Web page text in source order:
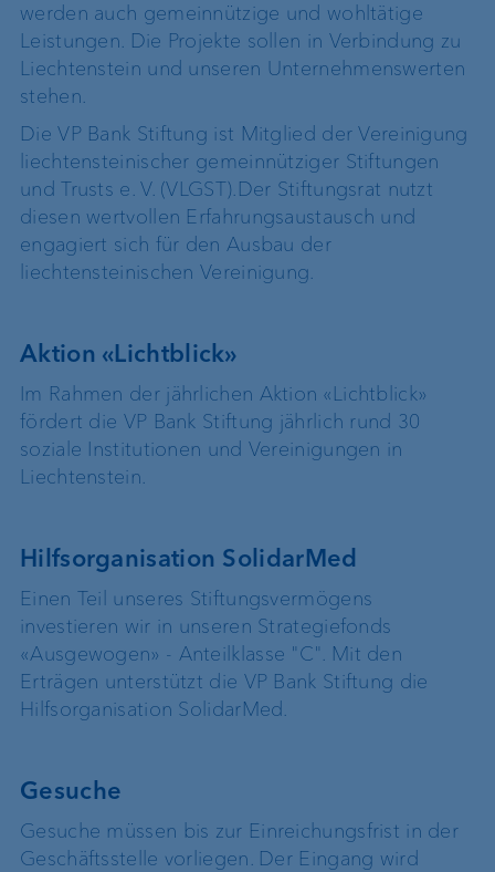
werden auch gemeinnützige und wohltätige
Leistungen. Die Projekte sollen in Verbindung zu
Liechtenstein und unseren Unternehmenswerten
stehen.
Die VP Bank Stiftung ist Mitglied der Vereinigung
liechtensteinischer gemeinnütziger Stiftungen
und Trusts e. V. (VLGST).Der Stiftungsrat nutzt
diesen wertvollen Erfahrungsaustausch und
engagiert sich für den Ausbau der
liechtensteinischen Vereinigung.
Aktion «Lichtblick»
Im Rahmen der jährlichen Aktion «Lichtblick»
fördert die VP Bank Stiftung jährlich rund 30
soziale Institutionen und Vereinigungen in
Liechtenstein.
Hilfsorganisation SolidarMed
Einen Teil unseres Stiftungsvermögens
investieren wir in unseren Strategiefonds
«Ausgewogen» - Anteilklasse "C". Mit den
Erträgen unterstützt die VP Bank Stiftung die
Hilfsorganisation SolidarMed.
Gesuche
Gesuche müssen bis zur Einreichungsfrist in der
Geschäftsstelle vorliegen. Der Eingang wird